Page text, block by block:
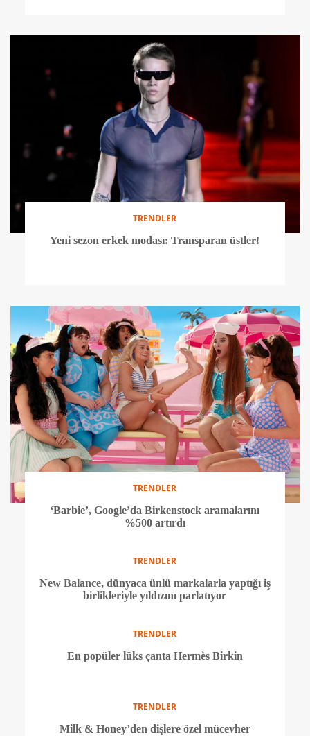
TRENDLER
Yeni sezon erkek modası: Transparan üstler!
TRENDLER
‘Barbie’, Google’da Birkenstock aramalarını
%500 artırdı